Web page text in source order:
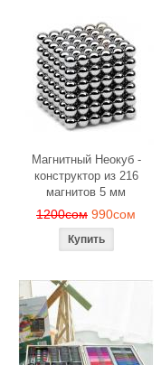
Магнитный Неокуб -
конструктор из 216
магнитов 5 мм
1200сом 990сом